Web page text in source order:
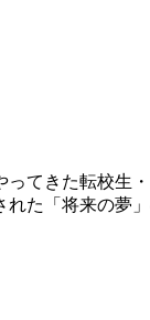
てきた転校生
れた「将来の夢